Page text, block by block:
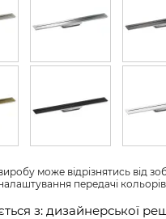
може відрізнятись від
передачі
з: дизайнерської